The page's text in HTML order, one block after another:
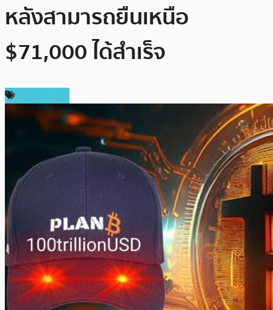
หลังสามารถยืนเหนือ
$71,000 ได้สำเร็จ